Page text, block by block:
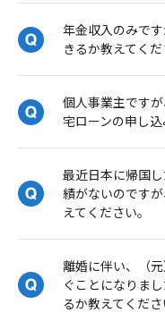
年金収入のみで
きるか教えてくだ
個人事業主です
宅ローンの申し込
最近日本に帰国
績がないのです
えてください。
離婚に伴い、（
ぐことになりま
るか教えてくださ